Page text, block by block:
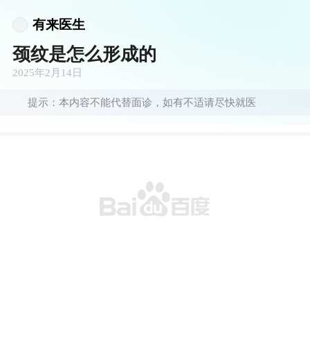
有来医生
颈纹是怎么形成的
2025年2月14日
提示：本内容不能代替面诊，如有不适请尽快就医